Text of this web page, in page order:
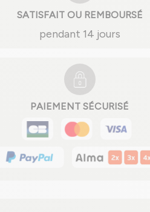
SATISFAIT OU REMBOURSÉ
pendant 14 jours
PAIEMENT SÉCURISÉ